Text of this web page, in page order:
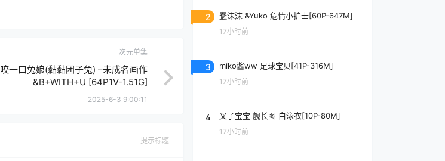
次元单集
咬一口兔娘(黏黏团子兔) –未成名画作
&B+WITH+U [64P1V-1.51G]
2025-6-3 9:00:11
提示标题
2 蠢沫沫 &Yuko 危情小护士[60P-647M]
17小时前
3 miko酱ww 足球宝贝[41P-316M]
17小时前
4 叉子宝宝 舰长图 白泳衣[10P-80M]
17小时前